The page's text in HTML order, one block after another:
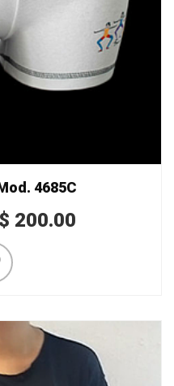
4685C
$ 200.00